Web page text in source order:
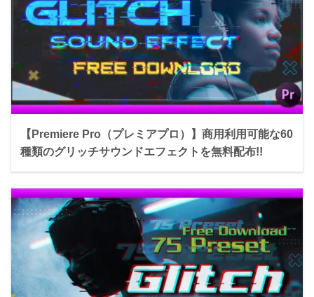
【Premiere Pro（プレミアプロ）】商用利用可能な60
種類のグリッチサウンドエフェクトを無料配布!!